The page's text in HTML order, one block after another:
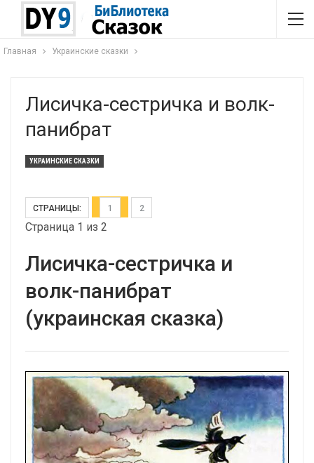
Главная Украинские сказки
Лисичка-сестричка и волк-
панибрат
УКРАИНСКИЕ СКАЗКИ
СТРАНИЦЫ: 1 2
Страница 1 из 2
Лисичка-сестричка и
волк-панибрат
(украинская сказка)